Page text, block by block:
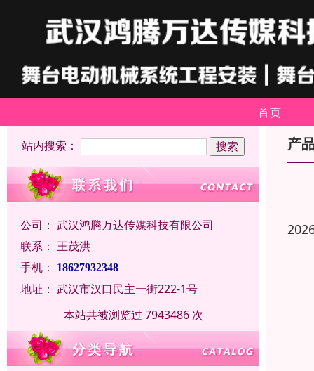
首页
站内搜索：
公司： 武汉鸿腾万达传媒科技有限公司
联系： 王茂洪
手机：
18627932348
地址： 武汉市汉口民主一街222-1号
本站共被浏览过 7943486 次
产